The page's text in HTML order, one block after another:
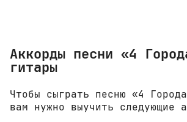
Аккорды песни «4
гитары
Чтобы сыграть песню «4
вам нужно выучить следующие